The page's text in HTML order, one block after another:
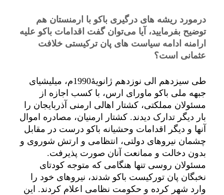
درمورد ریشه های درگیری باکو با ارمنستان هم
توضیح بفرمایید، آیا می‌توان گفت اقدامات باکو علیه
ارامنه ادامه سیاست های پان ترکیستی خلافت
عثمانی است؟
طی سیزدهم الی نوزدهم ژانویۀ1990م، میلیشیای
جبهه ملی باکو ماورای ارس، با کسب اجازه از
مسئولان مملکتی، کشتار اهالی ارمنی آذربایجان را
بار دیگر تدارک دیدند. کشتار ارمنیان، مصادره اموال
آنها و دیگر اقدامات وحشیانه باکو درست در مقابل
چشمان نیروهای دولتی، انتظامی و ارتش شوروی و
بدون دخالت و ممانعت آنان صورت پذیرفت.
مسئولان روسی تنها هنگامی که متوجه کودتای
نخبگان پان تورکیست باکو شدند، نیروهای خود را
وارد شهر کرده و حکومت نظامی اعلام کردند. این